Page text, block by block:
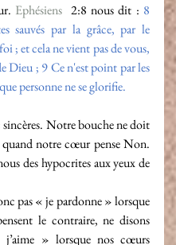
Ephésiens
  2:8 nous dit :
sauvés par la grâce, par le
; et cela ne vient pas de vous,
Dieu ; 9 Ce n'est point par les
personne ne se glorifie.
sincères. Notre bouche ne doit
notre cœur pense Non.
des hypocrites aux yeux de
pas « je pardonne » lorsque
le contraire, ne disons
» lorsque nos cœurs